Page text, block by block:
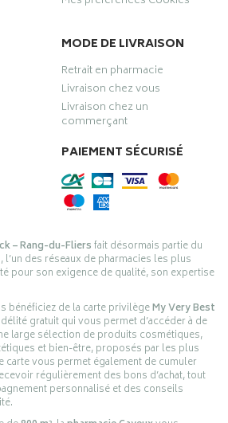
MODE DE LIVRAISON
Retrait en pharmacie
Livraison chez vous
Livraison chez un
commerçant
PAIEMENT SÉCURISÉ
– Rang-du-Fliersfait désormais partie du
, l’un des réseaux de pharmacies les plus
pour son exigence de qualité, son expertise
bénéficiez de la carte privilègeMy Very Best
gratuit qui vous permet d’accéder à de
large sélection de produits cosmétiques,
et bien-être, proposés par les plus
carte vous permet également de cumuler
régulièrement des bons d’achat, tout
personnalisé et des conseils